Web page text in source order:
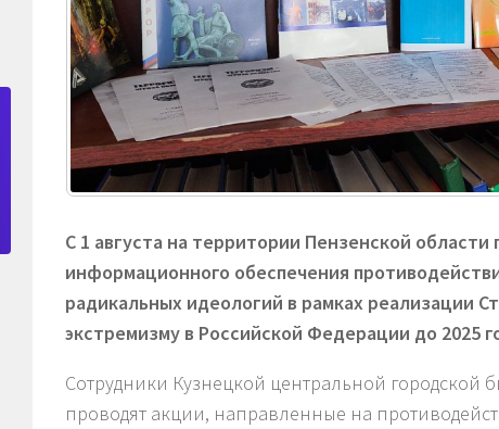
С 1 августа на территории Пензенской
информационного обеспечения
радикальных идеологий в рамках реализации
экстремизму в Российской Федерации до 2025
Сотрудники Кузнецкой центральной городской
проводят акции, направленные на